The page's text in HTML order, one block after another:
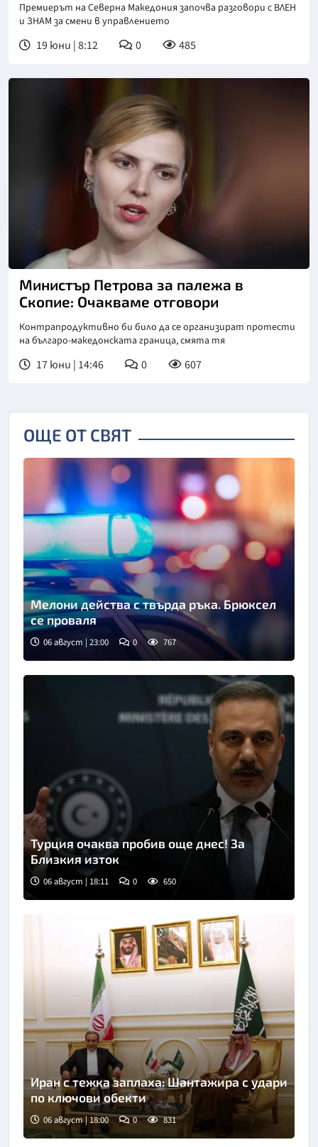
Премиерът на Северна Македония започва разговори с ВЛЕН
и ЗНАМ за смени в управлението
19 юни | 8:12 0 485
Снимка: БТА
Министър Петрова за палежа в
Скопие: Очакваме отговори
Контрапродуктивно би било да се организират протести
на българо-македонската граница, смята тя
17 юни | 14:46 0 607
ОЩЕ ОТ СВЯТ
Мелони действа с твърда ръка. Брюксел
се проваля
06 август | 23:00 0 767
Снимка: БТА
Турция очаква пробив още днес! За
Близкия изток
06 август | 18:11 0 650
Снимка: БТА
Иран с тежка заплаха: Шантажира с удари
по ключови обекти
06 август | 18:00 0 831